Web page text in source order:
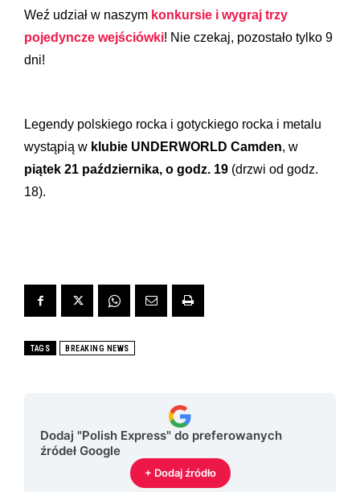
Weź udział w naszym konkursie i wygraj trzy
pojedyncze wejściówki! Nie czekaj, pozostało tylko 9
dni!
Legendy polskiego rocka i gotyckiego rocka i metalu
wystąpią w klubie UNDERWORLD Camden, w
piątek 21 października, o godz. 19 (drzwi od godz.
18).
TAGS BREAKING NEWS
Dodaj "Polish Express" do preferowanych
źródeł Google
+ Dodaj źródło